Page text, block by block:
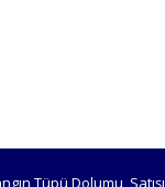
Tüpü Dolumu,